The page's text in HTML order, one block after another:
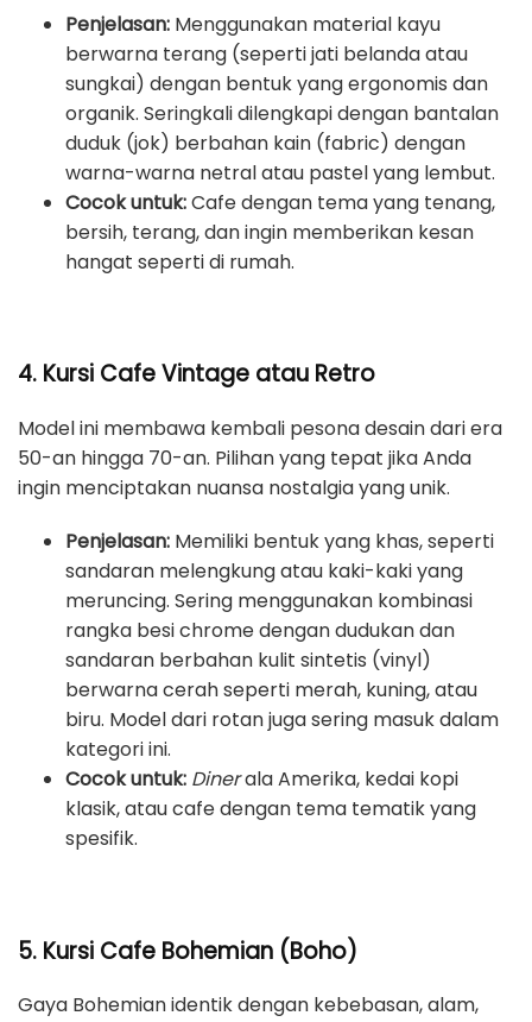
Penjelasan: Menggunakan material kayu
berwarna terang (seperti jati belanda atau
sungkai) dengan bentuk yang ergonomis dan
organik. Seringkali dilengkapi dengan bantalan
duduk (jok) berbahan kain (fabric) dengan
warna-warna netral atau pastel yang lembut.
Cocok untuk:Cafe dengan tema yang tenang,
bersih, terang, dan ingin memberikan kesan
hangat seperti di rumah.
4. Kursi Cafe Vintage atau Retro
Model ini membawa kembali pesona desain dari era
50-an hingga 70-an. Pilihan yang tepat jika Anda
ingin menciptakan nuansa nostalgia yang unik.
Penjelasan: Memiliki bentuk yang khas, seperti
sandaran melengkung atau kaki-kaki yang
meruncing. Sering menggunakan kombinasi
rangka besi chrome dengan dudukan dan
sandaran berbahan kulit sintetis (vinyl)
berwarna cerah seperti merah, kuning, atau
biru. Model dari rotan juga sering masuk dalam
kategori ini.
Cocok untuk: Dinerala Amerika, kedai kopi
klasik, atau cafe dengan tema tematik yang
spesifik.
5. Kursi Cafe Bohemian (Boho)
Gaya Bohemian identik dengan kebebasan, alam,